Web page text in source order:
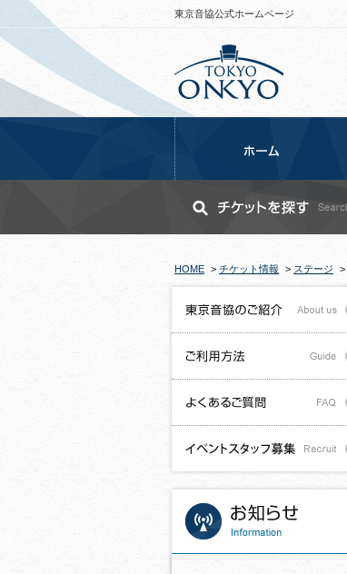
東京音協公式ホームページ
HOME > チケット情報 > ステージ >